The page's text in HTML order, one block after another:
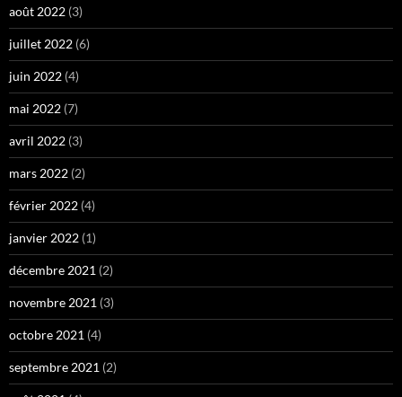
août 2022 (3)
juillet 2022 (6)
juin 2022 (4)
mai 2022 (7)
avril 2022 (3)
mars 2022 (2)
février 2022 (4)
janvier 2022 (1)
décembre 2021 (2)
novembre 2021 (3)
octobre 2021 (4)
septembre 2021 (2)